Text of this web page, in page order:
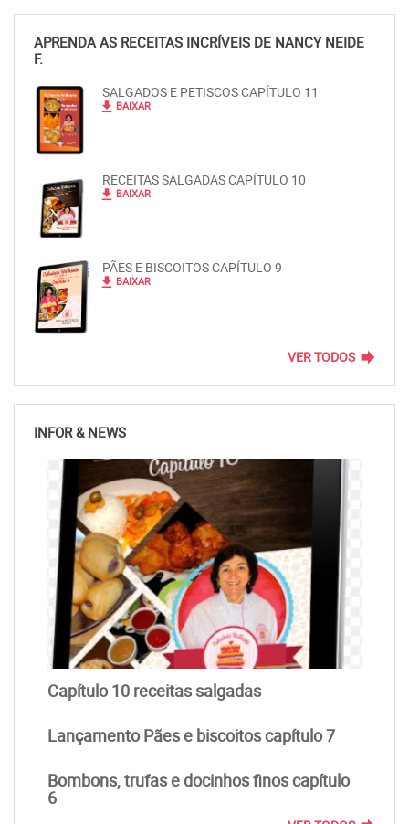
APRENDA AS RECEITAS INCRÍVEIS DE NANCY NEIDE
F.
SALGADOS E PETISCOS CAPÍTULO 11
file_download BAIXAR
RECEITAS SALGADAS CAPÍTULO 10
file_download BAIXAR
PÃES E BISCOITOS CAPÍTULO 9
file_download BAIXAR
VER TODOS forward
INFOR & NEWS
Capítulo 10 receitas salgadas
Lançamento Pães e biscoitos capítulo 7
Bombons, trufas e docinhos finos capítulo
6